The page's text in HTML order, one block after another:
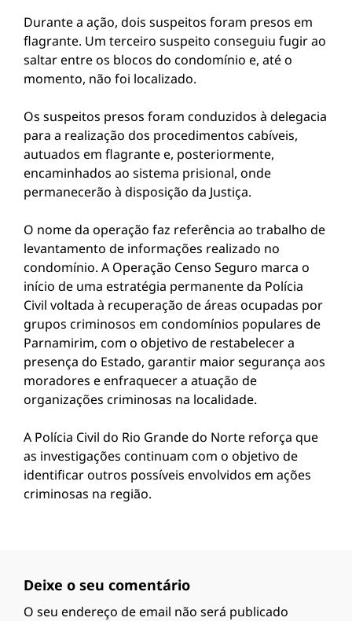
Durante a ação, dois suspeitos foram presos em
flagrante. Um terceiro suspeito conseguiu fugir ao
saltar entre os blocos do condomínio e, até o
momento, não foi localizado.
Os suspeitos presos foram conduzidos à delegacia
para a realização dos procedimentos cabíveis,
autuados em flagrante e, posteriormente,
encaminhados ao sistema prisional, onde
permanecerão à disposição da Justiça.
O nome da operação faz referência ao trabalho de
levantamento de informações realizado no
condomínio. A Operação Censo Seguro marca o
início de uma estratégia permanente da Polícia
Civil voltada à recuperação de áreas ocupadas por
grupos criminosos em condomínios populares de
Parnamirim, com o objetivo de restabelecer a
presença do Estado, garantir maior segurança aos
moradores e enfraquecer a atuação de
organizações criminosas na localidade.
A Polícia Civil do Rio Grande do Norte reforça que
as investigações continuam com o objetivo de
identificar outros possíveis envolvidos em ações
criminosas na região.
Deixe o seu comentário
O seu endereço de email não será publicado